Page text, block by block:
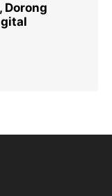
Dorong